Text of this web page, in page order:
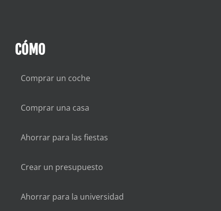
CÓMO
Comprar un coche
Comprar una casa
Ahorrar para las fiestas
Crear un presupuesto
Ahorrar para la universidad